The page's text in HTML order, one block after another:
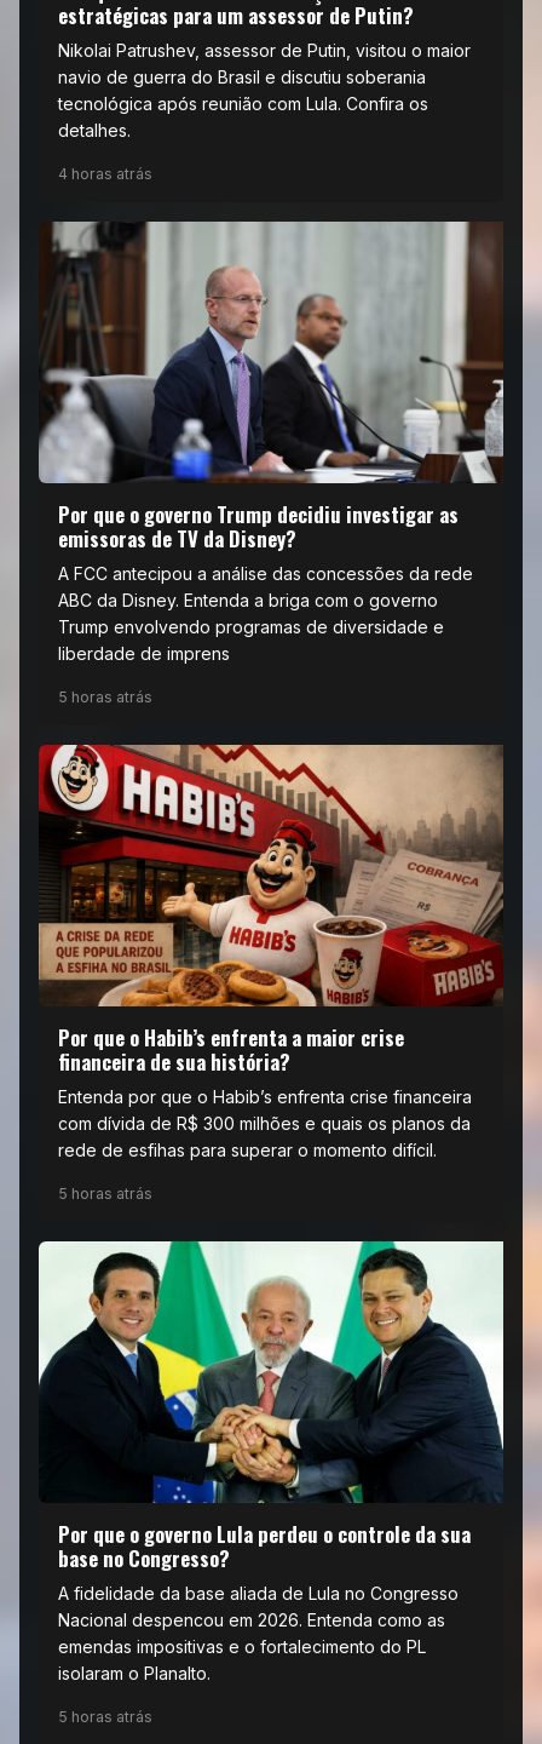
estratégicas para um assessor de Putin?
Nikolai Patrushev, assessor de Putin, visitou o maior
navio de guerra do Brasil e discutiu soberania
tecnológica após reunião com Lula. Confira os
detalhes.
4 horas atrás
Por que o governo Trump decidiu investigar as
emissoras de TV da Disney?
A FCC antecipou a análise das concessões da rede
ABC da Disney. Entenda a briga com o governo
Trump envolvendo programas de diversidade e
liberdade de imprens
5 horas atrás
Por que o Habib’s enfrenta a maior crise
financeira de sua história?
Entenda por que o Habib’s enfrenta crise financeira
com dívida de R$ 300 milhões e quais os planos da
rede de esfihas para superar o momento difícil.
5 horas atrás
Por que o governo Lula perdeu o controle da sua
base no Congresso?
A fidelidade da base aliada de Lula no Congresso
Nacional despencou em 2026. Entenda como as
emendas impositivas e o fortalecimento do PL
isolaram o Planalto.
5 horas atrás